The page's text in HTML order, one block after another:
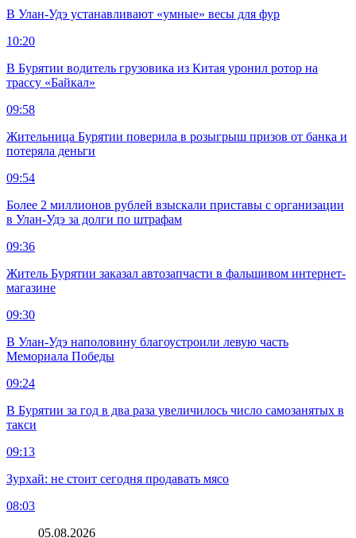
В Улан-Удэ устанавливают «умные» весы для фур
10:20
В Бурятии водитель грузовика из Китая уронил ротор на
трассу «Байкал»
09:58
Жительница Бурятии поверила в розыгрыш призов от банка и
потеряла деньги
09:54
Более 2 миллионов рублей взыскали приставы с организации
в Улан-Удэ за долги по штрафам
09:36
Житель Бурятии заказал автозапчасти в фальшивом интернет-
магазине
09:30
В Улан-Удэ наполовину благоустроили левую часть
Мемориала Победы
09:24
В Бурятии за год в два раза увеличилось число самозанятых в
такси
09:13
Зурхай: не стоит сегодня продавать мясо
08:03
05.08.2026